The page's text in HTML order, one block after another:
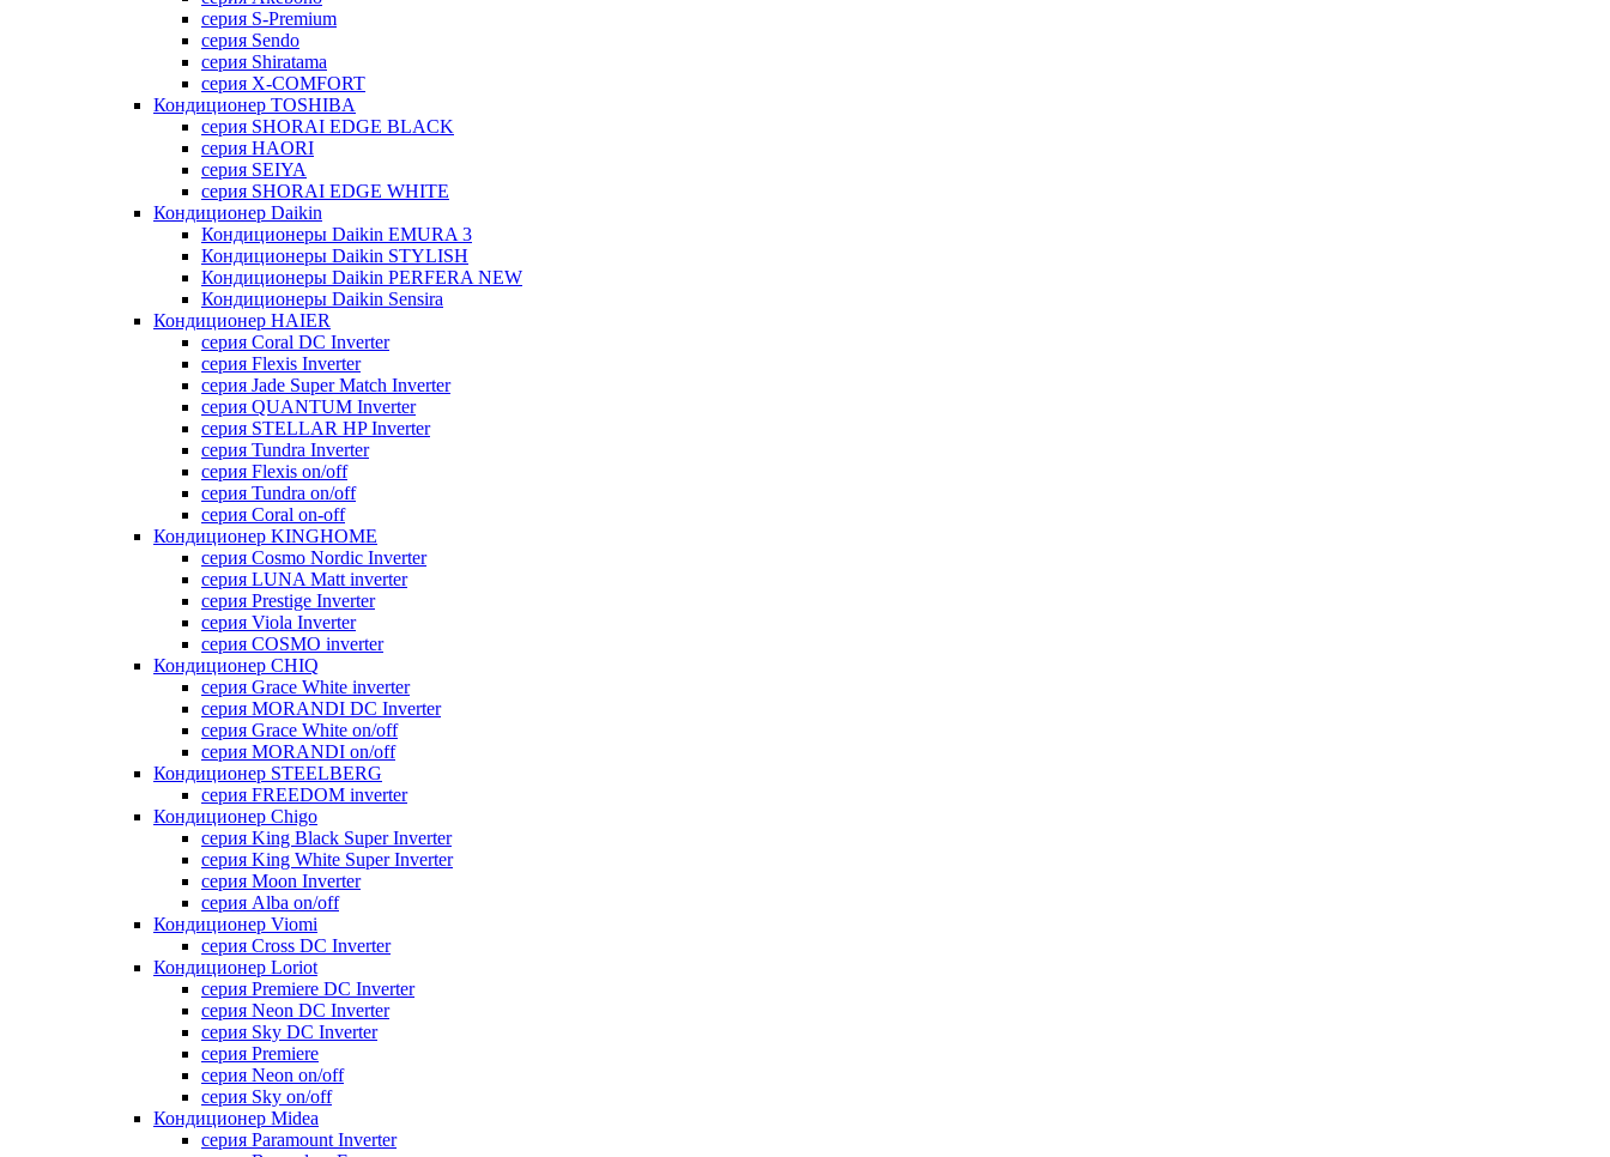
серия S-Premium
серия Sendo
серия Shiratama
серия X-COMFORT
Кондиционер TOSHIBA
серия SHORAI EDGE BLACK
серия HAORI
серия SEIYA
серия SHORAI EDGE WHITE
Кондиционер Daikin
Кондиционеры Daikin EMURA 3
Кондиционеры Daikin STYLISH
Кондиционеры Daikin PERFERA NEW
Кондиционеры Daikin Sensira
Кондиционер HAIER
серия Coral DC Inverter
серия Flexis Inverter
серия Jade Super Match Inverter
серия QUANTUM Inverter
серия STELLAR HP Inverter
серия Tundra Inverter
серия Flexis on/off
серия Tundra on/off
серия Coral on-off
Кондиционер KINGHOME
серия Cosmo Nordic Inverter
серия LUNA Matt inverter
серия Prestige Inverter
серия Viola Inverter
серия COSMO inverter
Кондиционер CHIQ
серия Grace White inverter
серия MORANDI DC Inverter
серия Grace White on/off
серия MORANDI on/off
Кондиционер STEELBERG
серия FREEDOM inverter
Кондиционер Chigo
серия King Black Super Inverter
серия King White Super Inverter
серия Moon Inverter
серия Alba on/off
Кондиционер Viomi
серия Cross DC Inverter
Кондиционер Loriot
серия Premiere DC Inverter
серия Neon DC Inverter
серия Sky DC Inverter
серия Premiere
серия Neon on/off
серия Sky on/off
Кондиционер Midea
серия Paramount Inverter